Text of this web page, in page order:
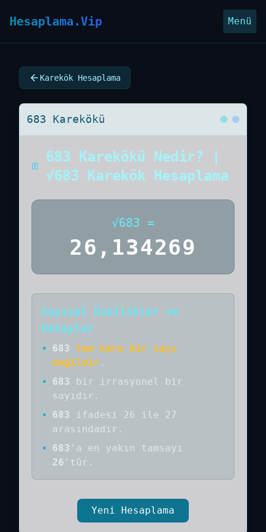
Hesaplama.Vip Menü
Karekök Hesaplama
683 Karekökü
683 Karekökü Nedir? |
√683 Karekök Hesaplama
√683 =
26,134269
Sayısal Özellikler ve
Detaylar
• 683
tam kare bir sayı
değildir .
•
683 bir
irrasyonel bir
sayıdır .
•
683
ifadesi 26 ile 27
arasındadır.
•
683 'a en yakın tamsayı
26 'tür.
Yeni Hesaplama